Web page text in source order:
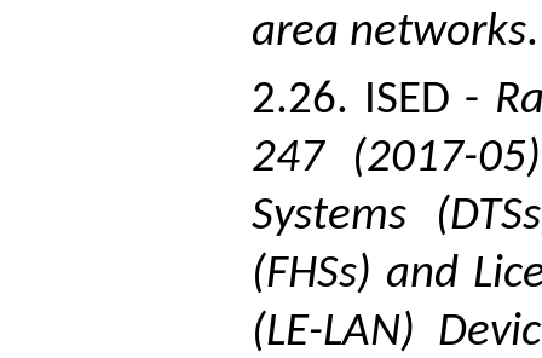
area networks.
2.26. ISED -
247 (2017-
Systems
(FHSs) and
(LE-LAN)